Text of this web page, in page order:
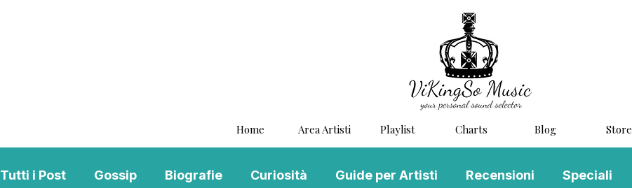
Home Area Artisti Playlist Charts Blog Store
Tutti i Post Gossip Biografie Curiosità Guide per Artisti Recensioni Speciali